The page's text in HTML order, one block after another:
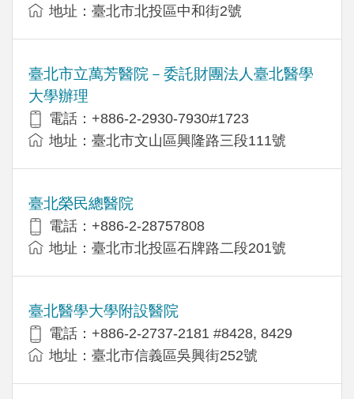
地址：臺北市北投區中和街2號
臺北市立萬芳醫院－委託財團法人臺北醫學
大學辦理
電話：+886-2-2930-7930#1723
地址：臺北市文山區興隆路三段111號
臺北榮民總醫院
電話：+886-2-28757808
地址：臺北市北投區石牌路二段201號
臺北醫學大學附設醫院
電話：+886-2-2737-2181 #8428, 8429
地址：臺北市信義區吳興街252號